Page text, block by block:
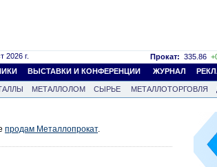
2026 г. Прокат: 335.86
ВЫСТАВКИ И КОНФЕРЕНЦИИ ЖУРНАЛ
МЕТАЛЛОЛОМ СЫРЬЕ МЕТАЛЛОТОРГОВЛЯ
продам Металлопрокат.